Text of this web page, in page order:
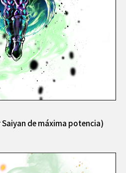
Saiyan de máxima potencia)